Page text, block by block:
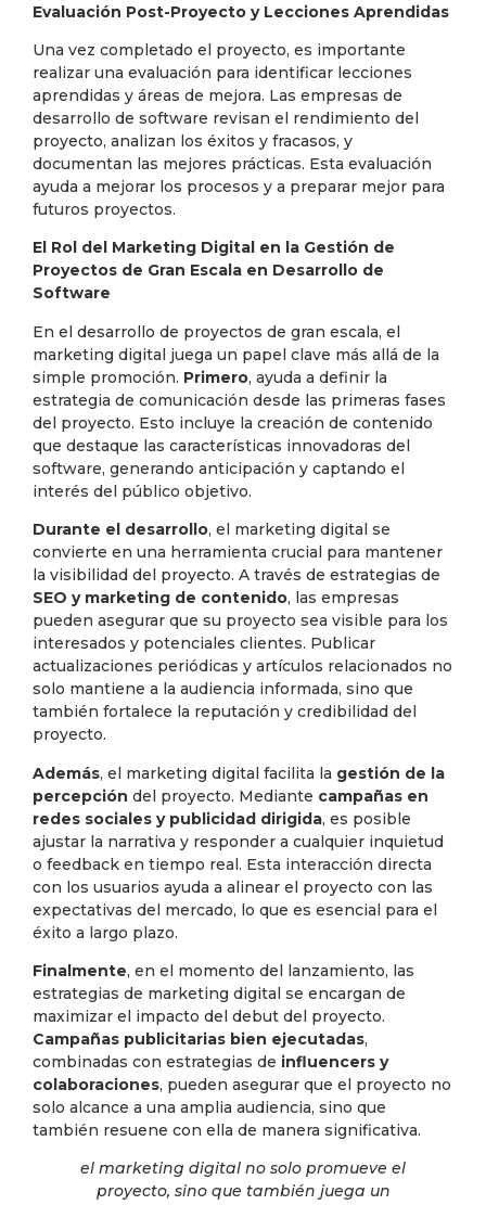
Evaluación Post-Proyecto y Lecciones Aprendidas
Una vez completado el proyecto, es importante
realizar una evaluación para identificar lecciones
aprendidas y áreas de mejora. Las empresas de
desarrollo de software revisan el rendimiento del
proyecto, analizan los éxitos y fracasos, y
documentan las mejores prácticas. Esta evaluación
ayuda a mejorar los procesos y a preparar mejor para
futuros proyectos.
El Rol del Marketing Digital en la Gestión de
Proyectos de Gran Escala en Desarrollo de
Software
En el desarrollo de proyectos de gran escala, el
marketing digital juega un papel clave más allá de la
simple promoción. Primero, ayuda a definir la
estrategia de comunicación desde las primeras fases
del proyecto. Esto incluye la creación de contenido
que destaque las características innovadoras del
software, generando anticipación y captando el
interés del público objetivo.
Durante el desarrollo, el marketing digital se
convierte en una herramienta crucial para mantener
la visibilidad del proyecto. A través de estrategias de
SEO y marketing de contenido, las empresas
pueden asegurar que su proyecto sea visible para los
interesados y potenciales clientes. Publicar
actualizaciones periódicas y artículos relacionados no
solo mantiene a la audiencia informada, sino que
también fortalece la reputación y credibilidad del
proyecto.
Además, el marketing digital facilita la gestión de la
percepción del proyecto. Mediante campañas en
redes sociales y publicidad dirigida, es posible
ajustar la narrativa y responder a cualquier inquietud
o feedback en tiempo real. Esta interacción directa
con los usuarios ayuda a alinear el proyecto con las
expectativas del mercado, lo que es esencial para el
éxito a largo plazo.
Finalmente, en el momento del lanzamiento, las
estrategias de marketing digital se encargan de
maximizar el impacto del debut del proyecto.
Campañas publicitarias bien ejecutadas,
combinadas con estrategias de influencers y
colaboraciones, pueden asegurar que el proyecto no
solo alcance a una amplia audiencia, sino que
también resuene con ella de manera significativa.
el marketing digital no solo promueve el
proyecto, sino que también juega un